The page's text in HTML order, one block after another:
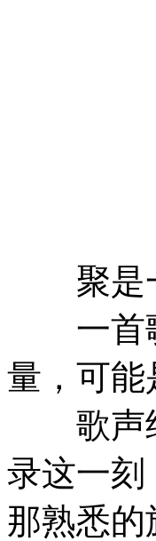
聚是一
一首歌
量，可能
歌声结
录这一刻
那熟悉